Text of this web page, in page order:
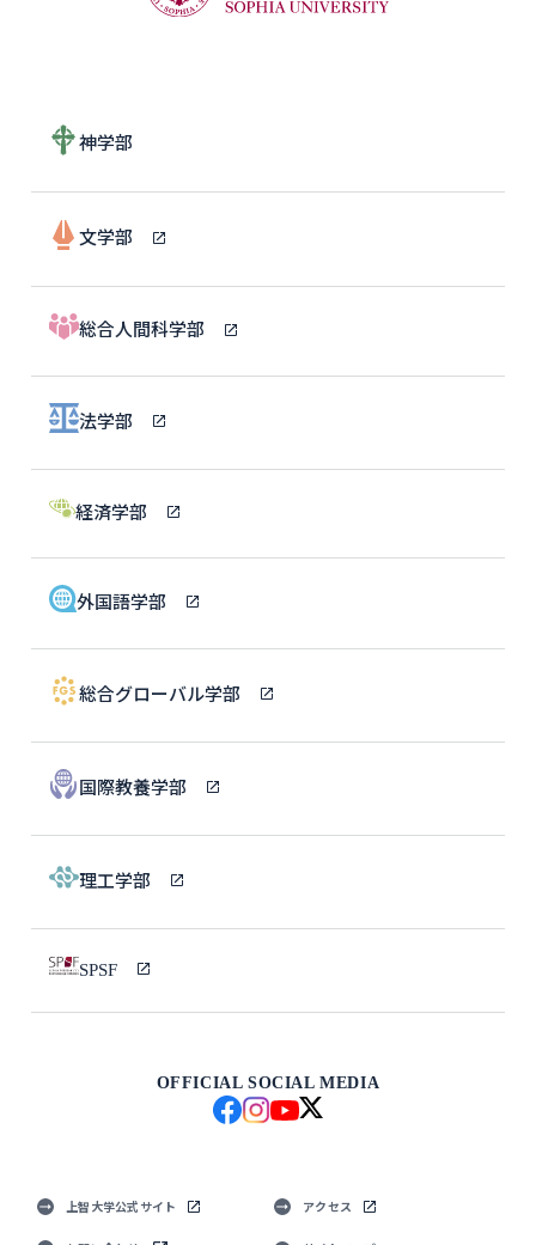
神学部
文学部
総合人間科学部
法学部
経済学部
外国語学部
総合グローバル学部
国際教養学部
理工学部
SPSF
OFFICIAL SOCIAL MEDIA
上智大学公式サイト アクセス